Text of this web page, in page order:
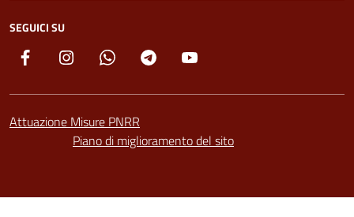
SEGUICI SU
Facebook Instagram Whatsapp Telegram
Attuazione Misure PNRR
Piano di miglioramento del sito